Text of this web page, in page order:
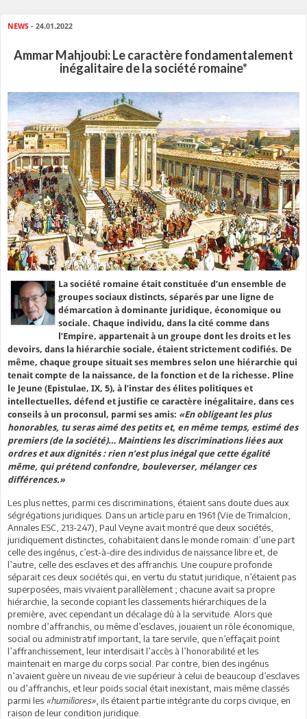
NEWS - 24.01.2022
Ammar Mahjoubi: Le caractère fondamentalement
inégalitaire de la société romaine*
La société romaine était constituée d’un ensemble de
groupes sociaux distincts, séparés par une ligne de
démarcation à dominante juridique, économique ou
sociale. Chaque individu, dans la cité comme dans
l’Empire, appartenait à un groupe dont les droits et les
devoirs, dans la hiérarchie sociale, étaient strictement codifiés. De
même, chaque groupe situait ses membres selon une hiérarchie qui
tenait compte de la naissance, de la fonction et de la richesse. Pline
le Jeune (Epistulae, IX, 5), à l’instar des élites politiques et
intellectuelles, défend et justifie ce caractère inégalitaire, dans ces
conseils à un proconsul, parmi ses amis: «En obligeant les plus
honorables, tu seras aimé des petits et, en même temps, estimé des
premiers (de la société)… Maintiens les discriminations liées aux
ordres et aux dignités : rien n’est plus inégal que cette égalité
même, qui prétend confondre, bouleverser, mélanger ces
différences.»
Les plus nettes, parmi ces discriminations, étaient sans doute dues aux
ségrégations juridiques. Dans un article paru en 1961 (Vie de Trimalcion,
Annales ESC, 213-247), Paul Veyne avait montré que deux sociétés,
juridiquement distinctes, cohabitaient dans le monde romain: d’une part
celle des ingénus, c’est-à-dire des individus de naissance libre et, de
l’autre, celle des esclaves et des affranchis. Une coupure profonde
séparait ces deux sociétés qui, en vertu du statut juridique, n’étaient pas
superposées, mais vivaient parallèlement ; chacune avait sa propre
hiérarchie, la seconde copiant les classements hiérarchiques de la
première, avec cependant un décalage dû à la servitude. Alors que
nombre d’affranchis, ou même d’esclaves, jouaient un rôle économique,
social ou administratif important, la tare servile, que n’effaçait point
l’affranchissement, leur interdisait l’accès à l’honorabilité et les
maintenait en marge du corps social. Par contre, bien des ingénus
n’avaient guère un niveau de vie supérieur à celui de beaucoup d’esclaves
ou d’affranchis, et leur poids social était inexistant, mais même classés
parmi les «humiliores» , ils étaient partie intégrante du corps civique, en
raison de leur condition juridique.